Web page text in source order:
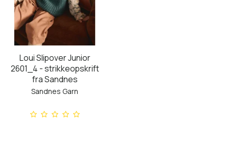
Loui Slipover Junior
2601_4 - strikkeopskrift
fra Sandnes
Sandnes Garn